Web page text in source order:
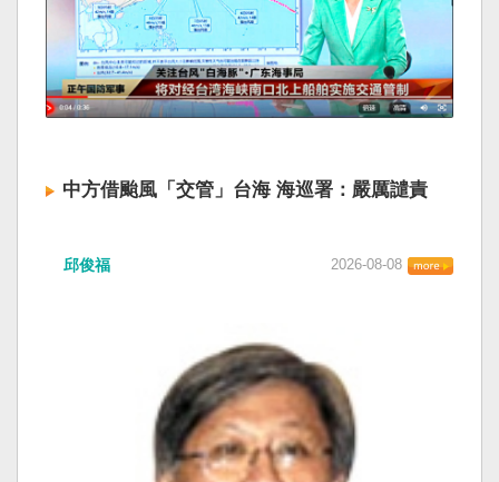
中方借颱風「交管」台海 海巡署：嚴厲譴責
「將對經過台灣海峽南口北上船舶實施交通管
視網） 陸委會：中共無理粗魯聲明 極其可笑 中國
廣東海事局公告，受到颱風白海豚影響，「將對
經過台灣海峽南口北上船舶實施交通管制」。海
巡署昨晚嚴正駁斥，強調中國無任何權利在台灣
海峽實施交通管制。陸委會也表示，中共假借颱
風名義聲稱管制相關海域，違反聯合國海洋法公
邱俊福 2026-08-08